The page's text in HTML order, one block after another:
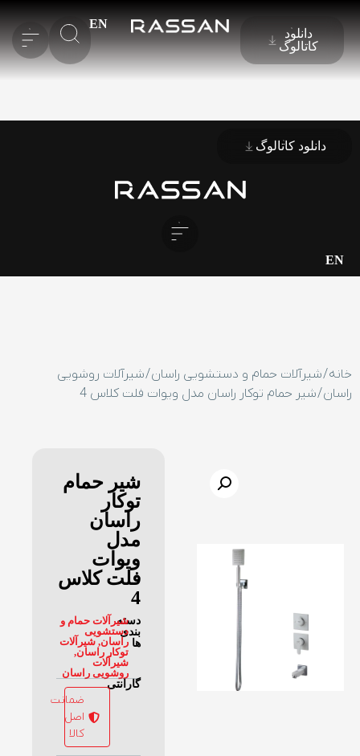
دانلود
کاتالوگ
EN
دانلود کاتالوگ
EN
خانه/شیرآلات حمام و دستشویی راسان/شیرآلات روشویی
راسان/ شیر حمام توکار راسان مدل ویوات فلت کلاس 4
شیر حمام
توکار
راسان
مدل
ویوات
فلت کلاس
4
دسته
بندی
ها
شیرآلات حمام و
دستشویی
راسان,شیرآلات
توکار راسان,
شیرآلات
روشویی راسان
گارانتی
ضمانت
اصل
کالا